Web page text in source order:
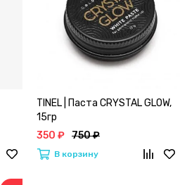
TINEL | Паста CRYSTAL GLOW,
15гр
350 ₽ 750 ₽
В корзину